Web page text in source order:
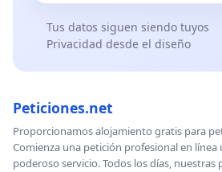
Tus datos siguen siendo tuyos
Privacidad desde el diseño
Peticiones.net
Proporcionamos alojamiento gratis para
Comienza una petición profesional en
poderoso servicio. Todos los días, nuestras